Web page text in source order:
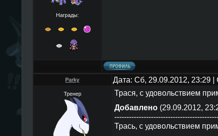
Награды:
Parky Дата: Сб, 29.09.2012, 23:29
Тренер
Трася, с удовольствием
Добавлено(29.09.2012,
Трась, с удовольствием